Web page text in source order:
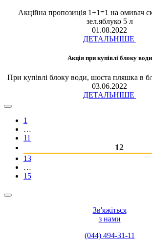
Акційна пропозиція 1+1=1 на омивач
зел.яблуко 5 л
01.08.2022
ДЕТАЛЬНІШЕ
Акція при купівлі блоку води
При купівлі блоку води, шоста пляшка в
03.06.2022
ДЕТАЛЬНІШЕ
1
…
11
12
13
…
15
Зв'яжіться
з нами
(044) 494-31-11